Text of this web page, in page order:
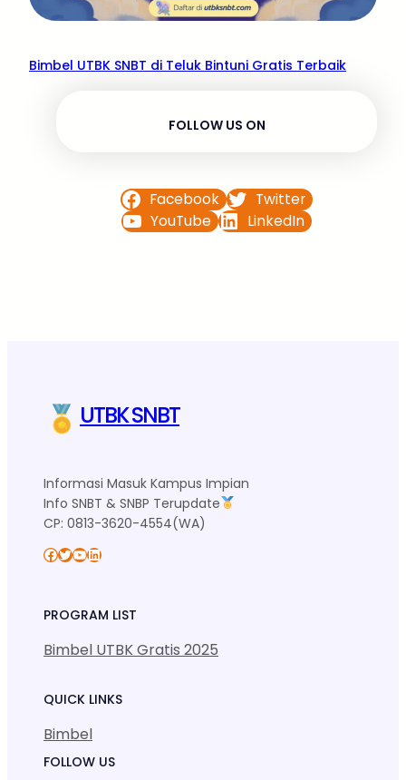
Bimbel UTBK SNBT di Teluk Bintuni Gratis Terbaik
FOLLOW US ON
Facebook
Twitter
YouTube
LinkedIn
UTBK SNBT
Informasi Masuk Kampus Impian
Info SNBT & SNBP Terupdate
CP: 0813-3620-4554(WA)
Facebook Twitter YouTube LinkedIn
PROGRAM LIST
Bimbel UTBK Gratis 2025
QUICK LINKS
Bimbel
FOLLOW US